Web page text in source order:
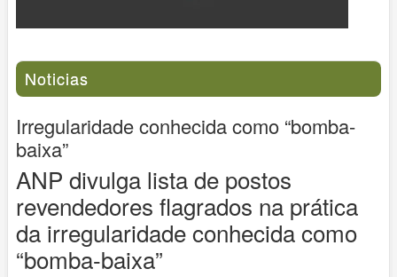
Noticias
Irregularidade conhecida como “bomba-
baixa”
ANP divulga lista de postos
revendedores flagrados na prática
da irregularidade conhecida como
“bomba-baixa”